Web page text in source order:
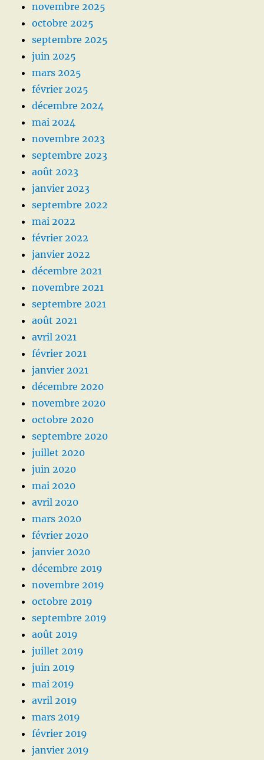
novembre 2025
octobre 2025
septembre 2025
juin 2025
mars 2025
février 2025
décembre 2024
mai 2024
novembre 2023
septembre 2023
août 2023
janvier 2023
septembre 2022
mai 2022
février 2022
janvier 2022
décembre 2021
novembre 2021
septembre 2021
août 2021
avril 2021
février 2021
janvier 2021
décembre 2020
novembre 2020
octobre 2020
septembre 2020
juillet 2020
juin 2020
mai 2020
avril 2020
mars 2020
février 2020
janvier 2020
décembre 2019
novembre 2019
octobre 2019
septembre 2019
août 2019
juillet 2019
juin 2019
mai 2019
avril 2019
mars 2019
février 2019
janvier 2019